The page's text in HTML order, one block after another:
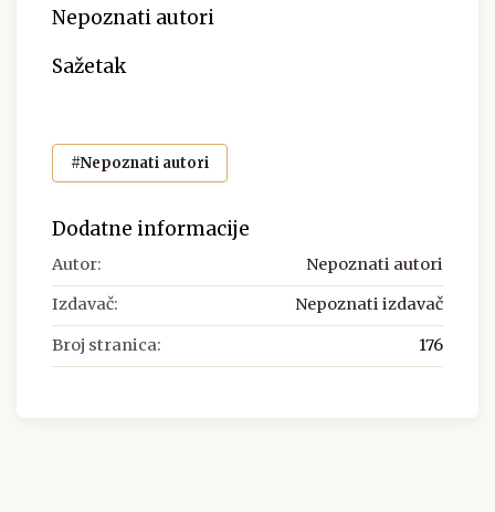
Nepoznati autori
Sažetak
#Nepoznati autori
Dodatne informacije
Autor: Nepoznati autori
Izdavač: Nepoznati izdavač
Broj stranica: 176